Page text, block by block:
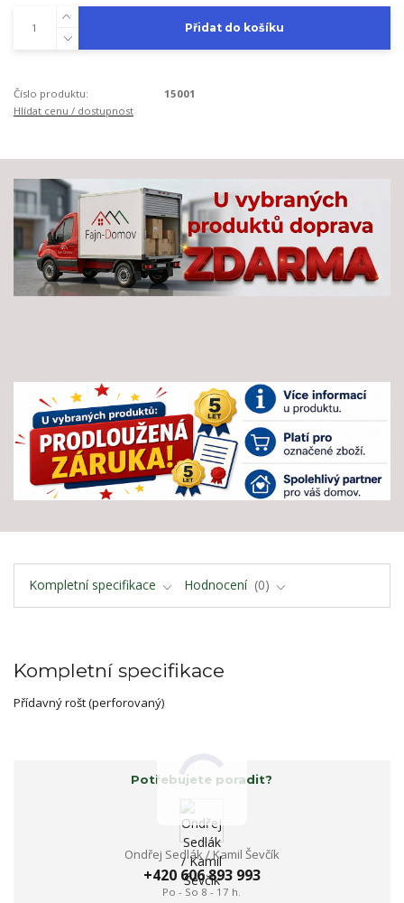
Přidat do košíku
Číslo produktu:
15001
Hlídat cenu / dostupnost
Kompletní specifikace Hodnocení 0
Kompletní specifikace
Přídavný rošt (perforovaný)
Potřebujete poradit?
Ondřej Sedlák / Kamil Ševčík
+420 606 893 993
Po - So 8 - 17 h.